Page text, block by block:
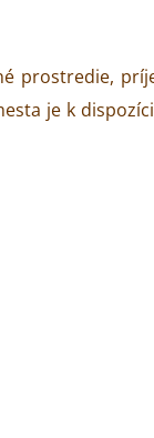
prostredie,
je k